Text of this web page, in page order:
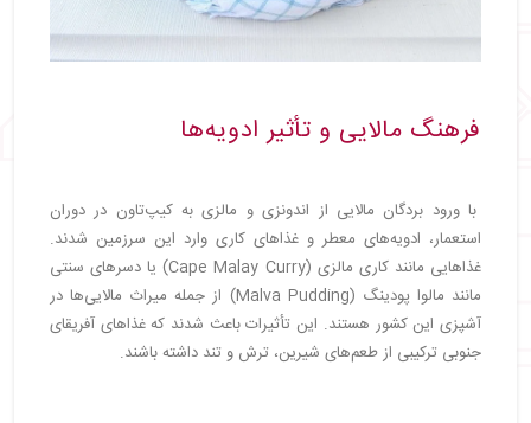
فرهنگ مالایی و تأثیر ادویه‌ها
با ورود بردگان مالایی از اندونزی و مالزی به کیپ‌تاون در دوران
استعمار، ادویه‌های معطر و غذاهای کاری وارد این سرزمین شدند.
غذاهایی مانند کاری مالزی (Cape Malay Curry) یا دسرهای سنتی
مانند مالوا پودینگ (Malva Pudding) از جمله میراث مالایی‌ها در
آشپزی این کشور هستند. این تأثیرات باعث شدند که غذاهای آفریقای
جنوبی ترکیبی از طعم‌های شیرین، ترش و تند داشته باشند.